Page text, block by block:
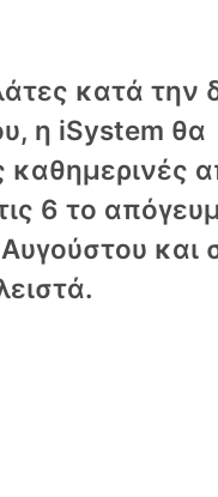
κατά την
η iSystem θα
καθημερινές
6 το
και